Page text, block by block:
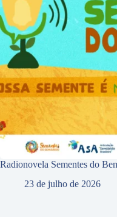
Radionovela Sementes do
23 de julho de 2026